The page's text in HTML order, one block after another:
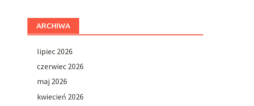
ARCHIWA
lipiec 2026
czerwiec 2026
maj 2026
kwiecień 2026